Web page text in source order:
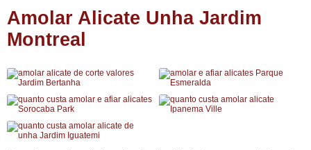
Amolar Alicate Unha Jardim
Montreal